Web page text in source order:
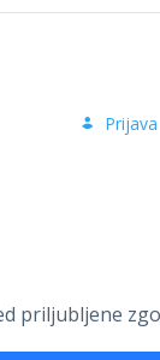
Prijava
priljubljene